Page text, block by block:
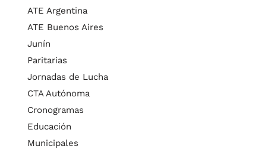
ATE Argentina
ATE Buenos Aires
Junín
Paritarias
Jornadas de Lucha
CTA Autónoma
Cronogramas
Educación
Municipales